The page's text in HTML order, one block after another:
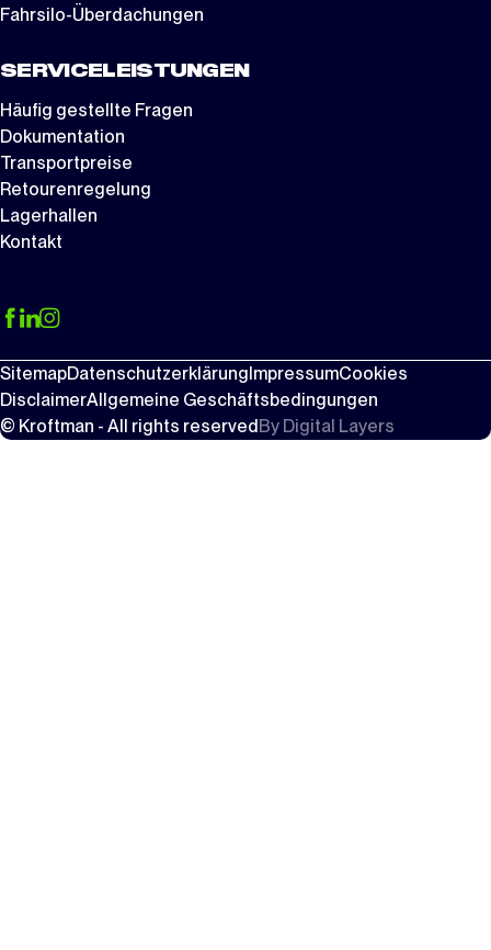
Fahrsilo-Überdachungen
SERVICELEISTUNGEN
Häufig gestellte Fragen
Dokumentation
Transportpreise
Retourenregelung
Lagerhallen
Kontakt
SitemapDatenschutzerklärungImpressumCookies
DisclaimerAllgemeine Geschäftsbedingungen
© Kroftman - All rights reservedBy Digital Layers